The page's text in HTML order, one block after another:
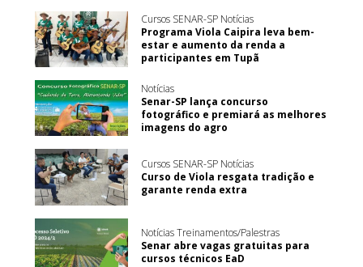
Cursos SENAR-SP Notícias
Programa Viola Caipira leva bem-
estar e aumento da renda a
participantes em Tupã
Notícias
Senar-SP lança concurso
fotográfico e premiará as melhores
imagens do agro
Cursos SENAR-SP Notícias
Curso de Viola resgata tradição e
garante renda extra
Notícias Treinamentos/Palestras
Senar abre vagas gratuitas para
cursos técnicos EaD